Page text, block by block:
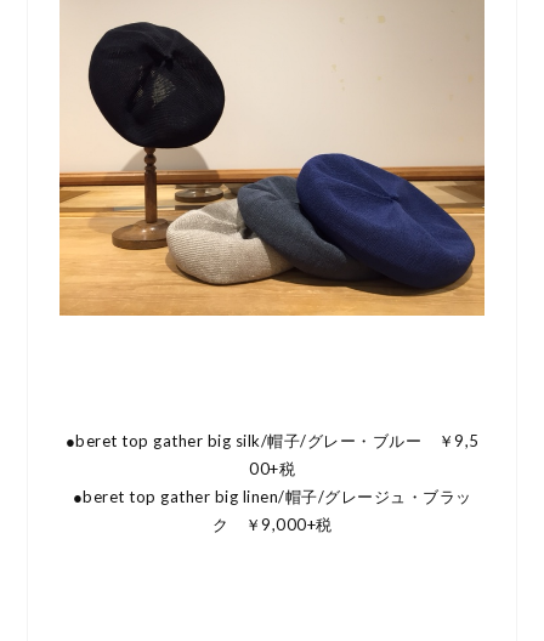
●beret top gather big silk/帽子/グレー・ブルー ￥9,5
00+税
●beret top gather big linen/帽子/グレージュ・ブラッ
ク ￥9,000+税